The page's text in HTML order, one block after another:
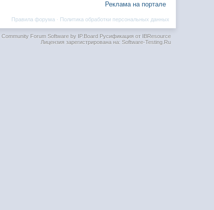
Реклама на портале
Политика обработки персональных данных
Правила форума ·
Community Forum Software by IP.BoardРусификация от IBResource
Лицензия зарегистрирована на: Software-Testing.Ru